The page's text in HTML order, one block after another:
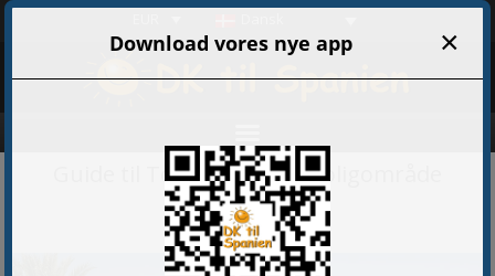
Guide til Torrevieja som boligområde
14-05-2026 02:03